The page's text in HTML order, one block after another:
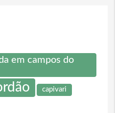
em campos do
capivari